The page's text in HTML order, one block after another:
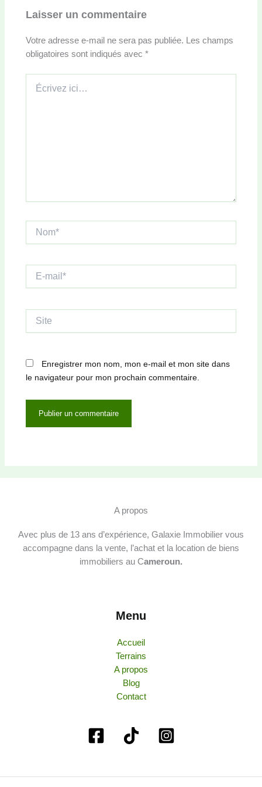
Laisser un commentaire
Votre adresse e-mail ne sera pas publiée.
Les champs
obligatoires sont indiqués avec*
ici…
mail*
Enregistrer mon nom, mon e-mail et mon site dans
le navigateur pour mon prochain commentaire.
A propos
Avec plus de 13 ans d’expérience, Galaxie Immobilier vous
accompagne dans la vente, l’achat et la location de biens
immobiliers au Cameroun.
Menu
Accueil
Terrains
A propos
Blog
Contact